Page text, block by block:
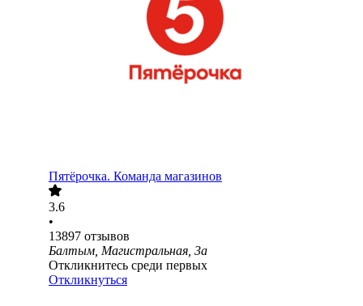
Пятёрочка. Команда магазинов
3.6
•
13897 отзывов
Балтым, Магистральная, 3а
Откликнитесь среди первых
Откликнуться